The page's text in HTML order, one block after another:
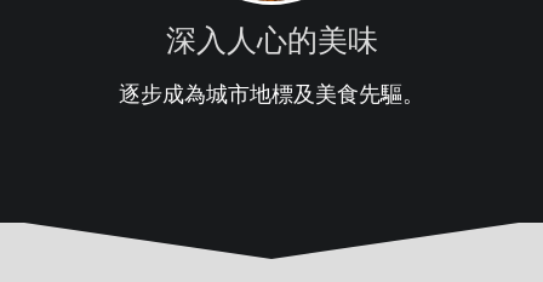
深入人心的美味
逐步成為城市地標及美食先驅。